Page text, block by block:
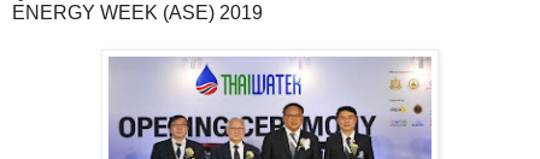
ENERGY WEEK (ASE) 2019